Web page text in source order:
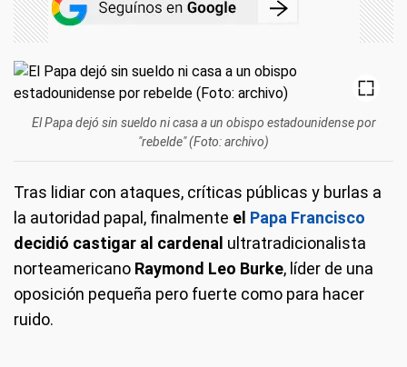
El Papa dejó sin sueldo ni casa a un obispo estadounidense por
"rebelde" (Foto: archivo)
Tras lidiar con ataques, críticas públicas y burlas a
la autoridad papal, finalmente el Papa Francisco
decidió castigar al cardenal ultratradicionalista
norteamericano Raymond Leo Burke, líder de una
oposición pequeña pero fuerte como para hacer
ruido.